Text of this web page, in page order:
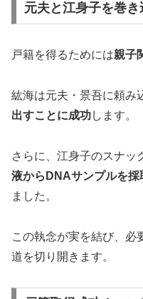
元夫と江身子を巻
戸籍を得るためには親子
紘海は元夫・景吾に頼み
出すことに成功します。
さらに、江身子のスナッ
液からDNAサンプルを採
ました。
この執念が実を結び、必
道を切り開きます。